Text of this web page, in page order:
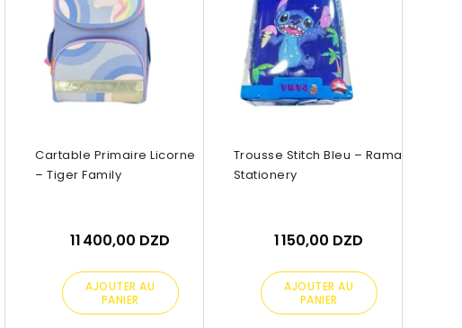
Cartable Primaire Licorne
– Tiger Family
11 400,00 DZD
AJOUTER AU
PANIER
Trousse Stitch Bleu – Rama
Stationery
1 150,00 DZD
AJOUTER AU
PANIER